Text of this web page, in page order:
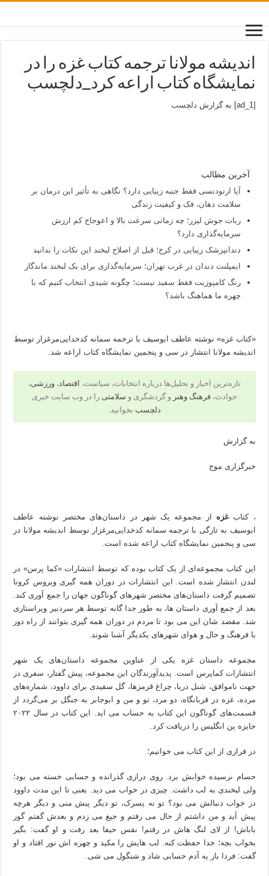
اندیشه مولانا ترجمه کتاب غزه را در
نمایشگاه کتاب اراعه کرد_دلچسب
[ad_1] به گزارش دلچسب
آخرین مطالب
آیا ارتودنسی فقط جنبه زیبایی دارد؟ نگاهی به تأثیر این درمان بر
سلامت دهان، فک و کیفیت زندگی
ربات جوش لیزر؛ چه زمانی سرعت بالا و اعوجاج کم ارزش
سرمایه‌گذاری دارد؟
دندانپزشک زیبایی در کرج؛ قبل از اصلاح لبخند این نکات را بدانید
ایمپلنت دندان در غرب تهران؛ سرمایه‌گذاری برای یک لبخند ماندگار
رنگ کامپوزیت فقط سفید نیست؛ چگونه شیدی انتخاب کنیم که با
چهره ما هماهنگ باشد؟
«کتاب غزه» نوشته عاطف ابوسیف با ترجمه سمانه کدخدایی‌مرغزار توسط
اندیشه مولانا انتشار در سی و پنجمین نمایشگاه کتاب اراعه شد.
تازه‌ترین اخبار و تحلیل‌ها درباره انتخابات، سیاست، اقتصاد، ورزشی،
حوادث، فرهنگ وهنر و گردشگری و سلامتی را در وب سایت خبری
دلچسب بخوانید.
به گزارش
خبرگزاری موج
​، کتاب غزه از مجموعه یک شهر در داستان‌های مختصر نوشته عاطف
ابوسیف به تازگی با ترجمه سمانه کدخدایی‌مرغزار توسط اندیشه مولانا در
سی و پنجمین نمایشگاه کتاب اراعه شده است.
این کتاب مجموعه‌ای از یک کتاب بوده که توسط انتشارات «کما پرس» در
لندن انتشار شده است. این انتشارات در دوران همه گیری ویروس کرونا
تصمیم گرفت داستان‌های مختصر شهرهای گوناگون جهان را جمع آوری کند.
بعد از جمع آوری داستان ها، به طور جدا گانه توسط هر سردبیر ویراستاری
شد. مقصد شان این می بود تا مردم در دوران همه گیری بتوانند از راه دور
با فرهنگ و حال و هوای شهرهای یکدیگر آشنا شوند.
مجموعه داستان غزه یکی از عناوین مجموعه داستان‌های یک شهر
انتشارات کماپرس است. پدیدآورندگان این مجموعه، پیش گفتار، سفری در
جهت ناموافق، شنل دریا، چراغ قرمزها، گل سفیدی برای داوود، شماره‌های
مرده، غزه در قربانگاه، دو مرد، تو و من و ابوجابر به جنگل بر می‌گردد از
قسمت‌های گوناگون این کتاب به حساب می اید. این کتاب در سال ۲۰۲۲
جایزه پن انگلیس را دریافت کرد.
در فرازی از این کتاب می خوانیم؛
حسام نرسیده خوابش برد. روی درازی گذرانده و حسابی خسته می بود؛
ولی لبخندی به لب داشت. چیزی در خواب می دید. یعنی تا این مدت داوود
در خواب دنبالش می بود؟ تو نه پسرک، تو دیگر پیش منی و دیگر هرچه
پیش آید و من داشتم از حال می رفتم و جیغ می زدم و بعدش گفتم گور
باباش! از لای لنگ هاش در رفتم! نفس حیفا بعد رفت و او گفت: بگیر
بخواب بچه؛ خدا حفظت کنه. لب هایش را مکید و چهره اش نور افتاد و او
گفت: فردا باز یه آدم حسابی شاد و شنگول می شی.